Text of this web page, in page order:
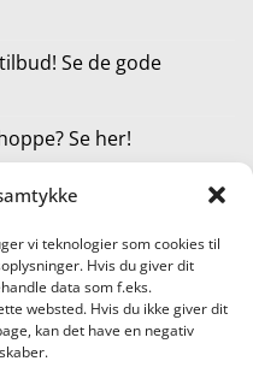
vi teknologier som cookies til
Hvis du giver dit
data som f.eks.
websted. Hvis du ikke giver dit
kan det have en negativ
Se de gode
Se her!